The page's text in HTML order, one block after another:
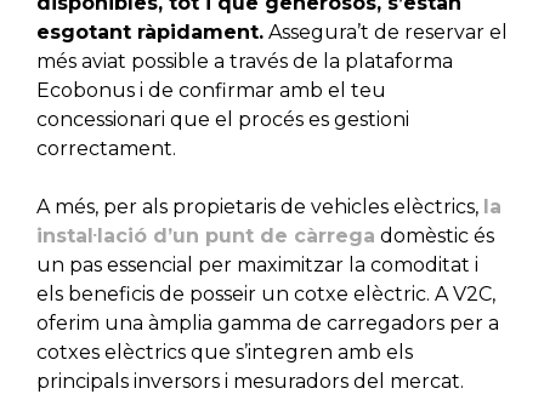
esgotant ràpidament. Assegura’t de reservar el
més aviat possible a través de la plataforma
Ecobonus i de confirmar amb el teu
concessionari que el procés es gestioni
correctament.
A més, per als propietaris de vehicles elèctrics, la
instal·lació d’un punt de càrrega domèstic és
un pas essencial per maximitzar la comoditat i
els beneficis de posseir un cotxe elèctric. A V2C,
oferim una àmplia gamma de carregadors per a
cotxes elèctrics que s’integren amb els
principals inversors i mesuradors del mercat.